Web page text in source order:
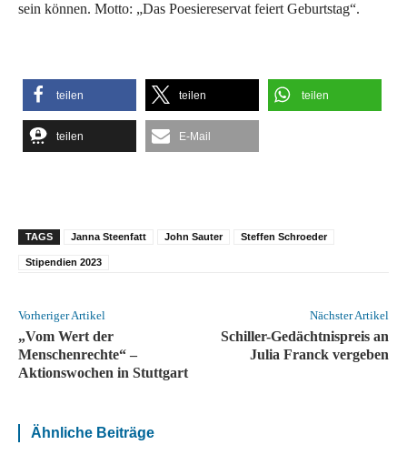
sein können. Motto: „Das Poesiereservat feiert Geburtstag“.
teilen teilen teilen
teilen E-Mail
TAGS Janna Steenfatt John Sauter Steffen Schroeder
Stipendien 2023
Vorheriger Artikel
„Vom Wert der
Menschenrechte“ –
Aktionswochen in Stuttgart
Nächster Artikel
Schiller-Gedächtnispreis an
Julia Franck vergeben
Ähnliche Beiträge